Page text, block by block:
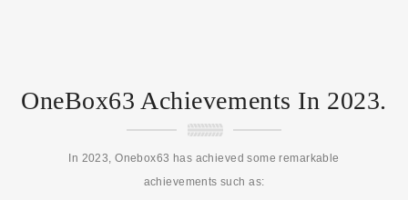
OneBox63 Achievements In 2023.
In 2023, Onebox63 has achieved some remarkable
achievements such as: